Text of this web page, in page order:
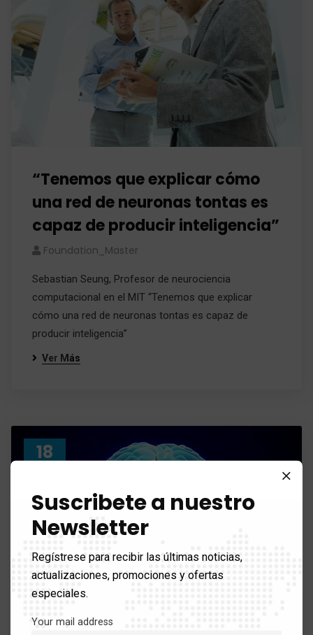
“Tenemos que explicar cómo
una red de neuronas tontas es
capaz de producir inteligencia”
Foundation_Master
Sebastian Seung, Profesor de neurociencia
computacional en el MIT “Tenemos que explicar
cómo una red de neuronas tontas es capaz de
producir inteligencia”
Ver Más
18
Suscribete a nuestro
Newsletter
Regístrese para recibir las últimas noticias,
actualizaciones, promociones y ofertas
especiales.
Your mail address